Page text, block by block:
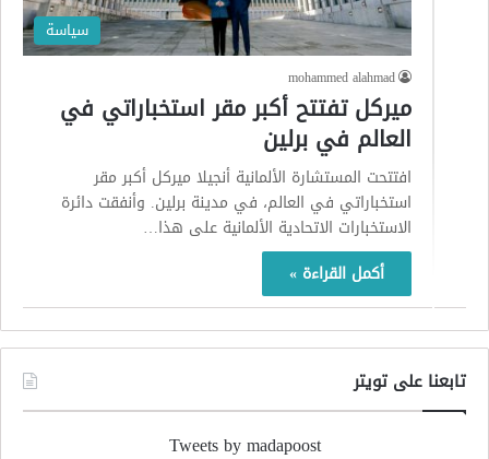
سياسة
mohammed alahmad
ميركل تفتتح أكبر مقر استخباراتي في
العالم في برلين
افتتحت المستشارة الألمانية أنجيلا ميركل أكبر مقر
استخباراتي في العالم، في مدينة برلين. وأنفقت دائرة
الاستخبارات الاتحادية الألمانية على هذا…
أكمل القراءة »
تابعنا على تويتر
Tweets by madapoost